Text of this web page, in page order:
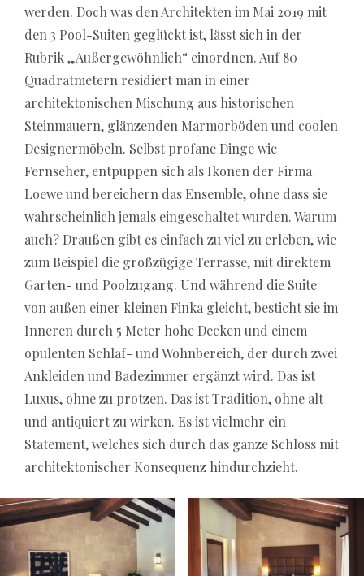
werden. Doch was den Architekten im Mai 2019 mit
den 3 Pool-Suiten geglückt ist, lässt sich in der
Rubrik „Außergewöhnlich“ einordnen. Auf 80
Quadratmetern residiert man in einer
architektonischen Mischung aus historischen
Steinmauern, glänzenden Marmorböden und coolen
Designermöbeln. Selbst profane Dinge wie
Fernseher, entpuppen sich als Ikonen der Firma
Loewe und bereichern das Ensemble, ohne dass sie
wahrscheinlich jemals eingeschaltet wurden. Warum
auch? Draußen gibt es einfach zu viel zu erleben, wie
zum Beispiel die großzügige Terrasse, mit direktem
Garten- und Poolzugang. Und während die Suite
von außen einer kleinen Finka gleicht, besticht sie im
Inneren durch 5 Meter hohe Decken und einem
opulenten Schlaf- und Wohnbereich, der durch zwei
Ankleiden und Badezimmer ergänzt wird. Das ist
Luxus, ohne zu protzen. Das ist Tradition, ohne alt
und antiquiert zu wirken. Es ist vielmehr ein
Statement, welches sich durch das ganze Schloss mit
architektonischer Konsequenz hindurchzieht.